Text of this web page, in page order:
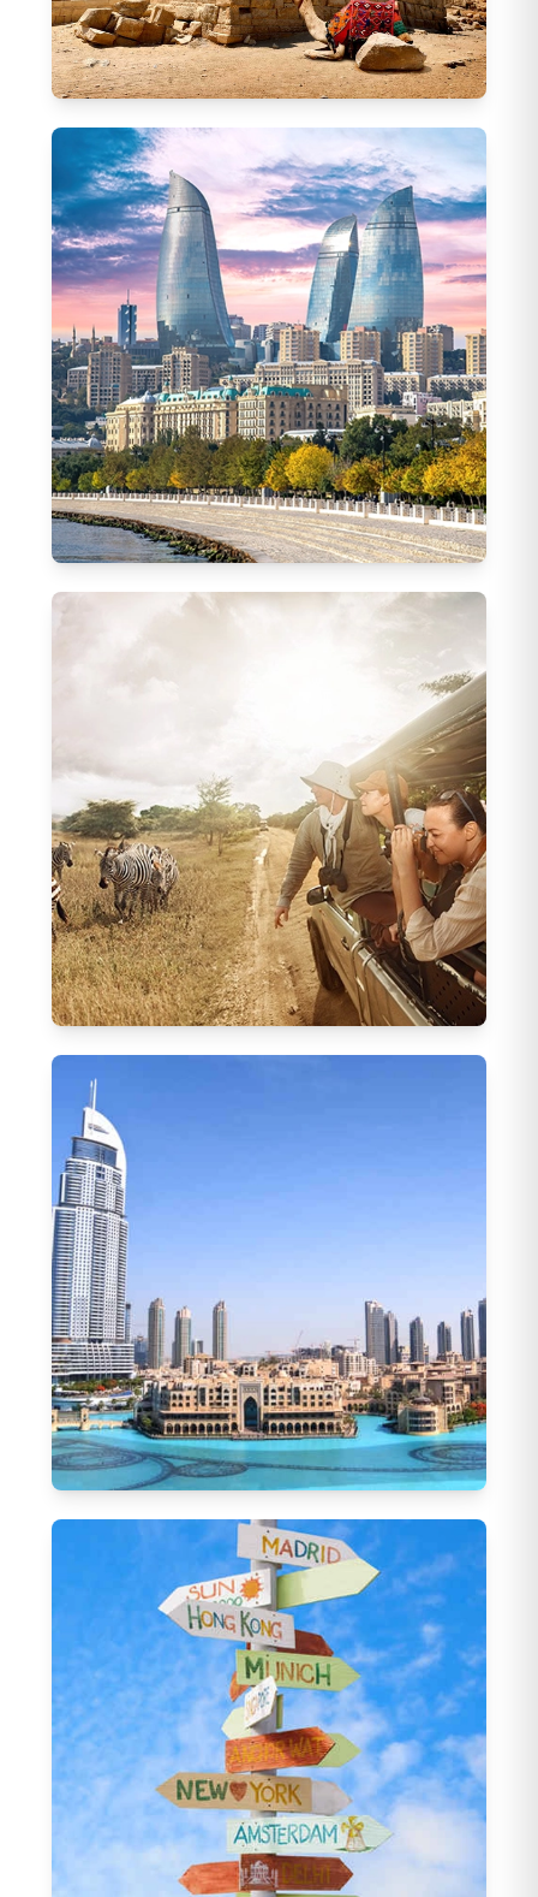
Mısır Turları
154
Sharm El Sheikh Turları(65)
Hurghada Turları(2)
Bakü Turları
Afrika Turları
Fas Turları
Tunus Turları
Asya Turları
Ürdün Turları(5)
Katar Turları (10)
Gürcistan Turları (7)
Özbekistan Turları(8)
Çin Turları( 26
Vietnam Turları
15)